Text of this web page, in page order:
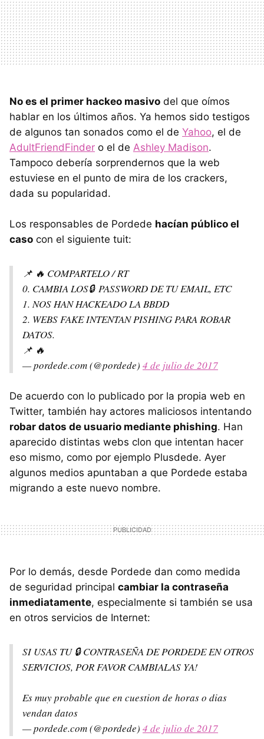
No es el primer hackeo masivo del que oímos
hablar en los últimos años. Ya hemos sido testigos
de algunos tan sonados como el de Yahoo, el de
AdultFriendFinder o el de Ashley Madison.
Tampoco debería sorprendernos que la web
estuviese en el punto de mira de los crackers,
dada su popularidad.
Los responsables de Pordede hacían público el
caso con el siguiente tuit:
📌 🔥 COMPARTELO / RT
0. CAMBIA LOS🔒 PASSWORD DE TU EMAIL, ETC
1. NOS HAN HACKEADO LA BBDD
2. WEBS FAKE INTENTAN PISHING PARA ROBAR
DATOS.
📌 🔥
— pordede.com (@pordede) 4 de julio de 2017
De acuerdo con lo publicado por la propia web en
Twitter, también hay actores maliciosos intentando
robar datos de usuario mediante phishing. Han
aparecido distintas webs clon que intentan hacer
eso mismo, como por ejemplo Plusdede. Ayer
algunos medios apuntaban a que Pordede estaba
migrando a este nuevo nombre.
Por lo demás, desde Pordede dan como medida
de seguridad principal cambiar la contraseña
inmediatamente, especialmente si también se usa
en otros servicios de Internet:
SI USAS TU 🔒 CONTRASEÑA DE PORDEDE EN OTROS
SERVICIOS, POR FAVOR CAMBIALAS YA!
Es muy probable que en cuestion de horas o dias
vendan datos
— pordede.com (@pordede) 4 de julio de 2017